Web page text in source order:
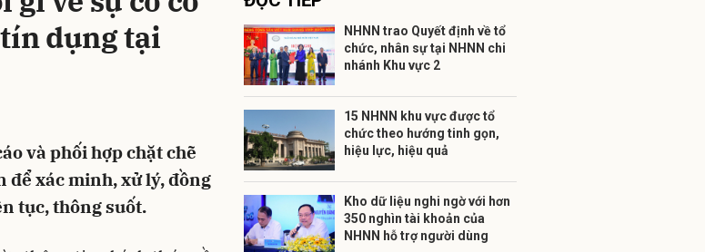
dụng tại
và phối hợp chặt chẽ
để xác minh, xử lý, đồng
tục, thông suốt.
NHNN trao Quyết định về tổ
chức, nhân sự tại NHNN chi
nhánh Khu vực 2
15 NHNN khu vực được tổ
chức theo hướng tinh gọn,
hiệu lực, hiệu quả
Kho dữ liệu nghi ngờ với hơn
350 nghìn tài khoản của
NHNN hỗ trợ người dùng
Gửi